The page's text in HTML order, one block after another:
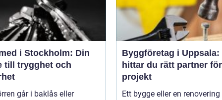
i Stockholm: Din
till trygghet och
går i baklås eller
Byggföretag i Uppsala:
hittar du rätt partner
projekt
Ett bygge eller en renovering